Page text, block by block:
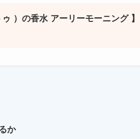
）の香水 アーリーモーニング 】
か